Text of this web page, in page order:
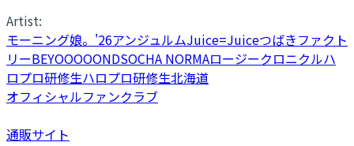
Artist:
モーニング娘。'26アンジュルムJuice=Juiceつばきファクト
リーBEYOOOOONDSOCHA NORMAロージークロニクルハ
ロプロ研修生ハロプロ研修生北海道
オフィシャルファンクラブ
通販サイト